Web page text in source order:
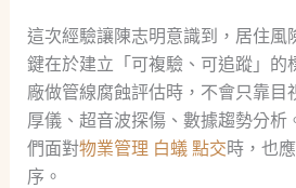
這次經驗讓陳志明意識到，居住風
鍵在於建立「可複驗、可追蹤」的
廠做管線腐蝕評估時，不會只靠目
厚儀、超音波探傷、數據趨勢分析
們面對物業管理 白蟻 點交時，也
序。